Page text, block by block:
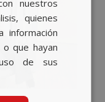
nuestros
quienes
información
que hayan
de sus